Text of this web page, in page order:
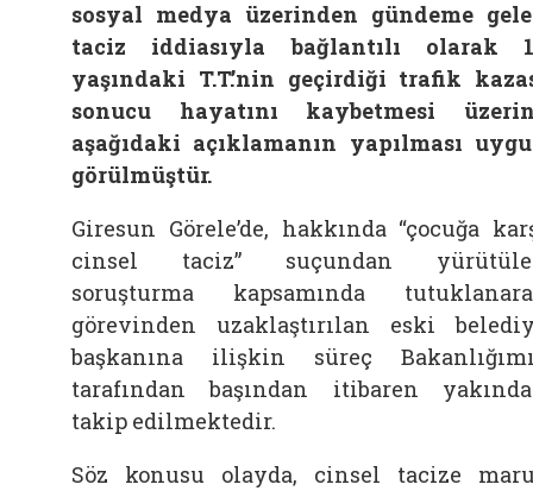
sosyal medya üzerinden gündeme
taciz iddiasıyla bağlantılı olarak
yaşındaki T.T.’nin geçirdiği trafik
sonucu hayatını kaybetmesi
aşağıdaki açıklamanın yapılması
görülmüştür.
Giresun Görele’de, hakkında “çocuğa
cinsel taciz” suçundan
soruşturma kapsamında
görevinden uzaklaştırılan eski
başkanına ilişkin süreç
tarafından başından itibaren
takip edilmektedir.
Söz konusu olayda, cinsel tacize